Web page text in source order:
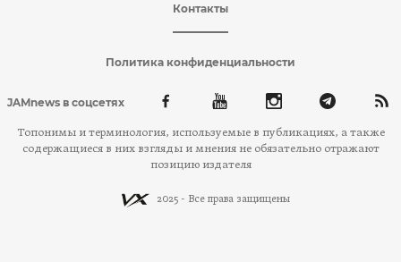
Контакты
Политика конфиденциальности
JAMnews в соцсетях
Топонимы и терминология, используемые в публикациях, а также
содержащиеся в них взгляды и мнения не обязательно отражают
позицию издателя
2025 - Все права защищены